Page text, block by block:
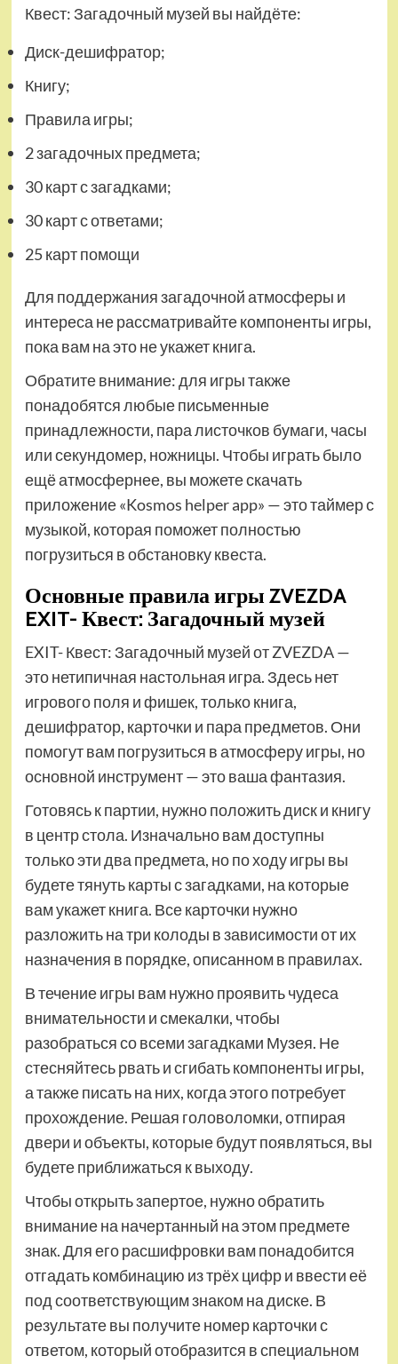
Квест: Загадочный музей вы найдёте:
Диск-дешифратор;
Книгу;
Правила игры;
2 загадочных предмета;
30 карт с загадками;
30 карт с ответами;
25 карт помощи
Для поддержания загадочной атмосферы и
интереса не рассматривайте компоненты игры,
пока вам на это не укажет книга.
Обратите внимание: для игры также
понадобятся любые письменные
принадлежности, пара листочков бумаги, часы
или секундомер, ножницы. Чтобы играть было
ещё атмосфернее, вы можете скачать
приложение «Kosmos helper app» — это таймер с
музыкой, которая поможет полностью
погрузиться в обстановку квеста.
Основные правила игры ZVEZDA
EXIT- Квест: Загадочный музей
EXIT- Квест: Загадочный музей от ZVEZDA —
это нетипичная настольная игра. Здесь нет
игрового поля и фишек, только книга,
дешифратор, карточки и пара предметов. Они
помогут вам погрузиться в атмосферу игры, но
основной инструмент — это ваша фантазия.
Готовясь к партии, нужно положить диск и книгу
в центр стола. Изначально вам доступны
только эти два предмета, но по ходу игры вы
будете тянуть карты с загадками, на которые
вам укажет книга. Все карточки нужно
разложить на три колоды в зависимости от их
назначения в порядке, описанном в правилах.
В течение игры вам нужно проявить чудеса
внимательности и смекалки, чтобы
разобраться со всеми загадками Музея. Не
стесняйтесь рвать и сгибать компоненты игры,
а также писать на них, когда этого потребует
прохождение. Решая головоломки, отпирая
двери и объекты, которые будут появляться, вы
будете приближаться к выходу.
Чтобы открыть запертое, нужно обратить
внимание на начертанный на этом предмете
знак. Для его расшифровки вам понадобится
отгадать комбинацию из трёх цифр и ввести её
под соответствующим знаком на диске. В
результате вы получите номер карточки с
ответом, который отобразится в специальном